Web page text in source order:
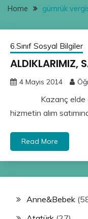
Home gümrük
6.Sınıf Sosyal Bilgiler
ALDIKLARIMIZ,
4 Mayıs 2014
Kazanç elde
hizmetin alım
Read More
Anne&Bebek